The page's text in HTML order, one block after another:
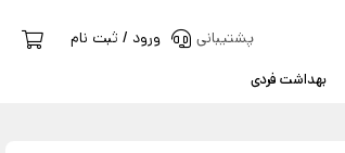
ورود / ثبت نام پشتیبانی
بهداشت فردی